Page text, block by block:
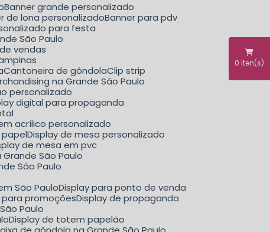
Banner grande personalizado
de lona personalizado Banner para pdv
para festa
São Paulo
vendas
Cantoneira de gôndola Clip strip
na Grande São Paulo
personalizado
digital para propaganda
acrílico personalizado
papel Display de mesa personalizado
de mesa em pvc
Grande São Paulo
São Paulo
São Paulo Display para ponto de venda
para promoções Display de propaganda
Paulo
Display de totem papelão
0 iten(s)